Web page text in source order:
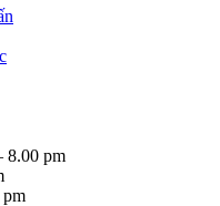
8.00 pm
pm